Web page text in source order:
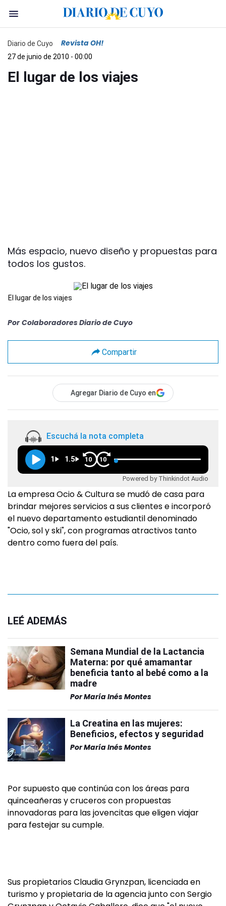
Diario de Cuyo Revista OH!
27 de junio de 2010 - 00:00
El lugar de los viajes
Más espacio, nuevo diseño y propuestas para
todos los gustos.
El lugar de los viajes
Por Colaboradores Diario de Cuyo
Compartir
Agregar Diario de Cuyo en
Escuchá la nota completa
1 1.5 10 10
Powered by Thinkindot Audio
La empresa Ocio & Cultura se mudó de casa para
brindar mejores servicios a sus clientes e incorporó
el nuevo departamento estudiantil denominado
"Ocio, sol y ski", con programas atractivos tanto
dentro como fuera del país.
LEÉ ADEMÁS
Semana Mundial de la Lactancia
Materna: por qué amamantar
beneficia tanto al bebé como a la
madre
PorMaría Inés Montes
La Creatina en las mujeres:
Beneficios, efectos y seguridad
PorMaría Inés Montes
Por supuesto que continúa con los áreas para
quinceañeras y cruceros con propuestas
innovadoras para las jovencitas que eligen viajar
para festejar su cumple.
Sus propietarios Claudia Grynzpan, licenciada en
turismo y propietaria de la agencia junto con Sergio